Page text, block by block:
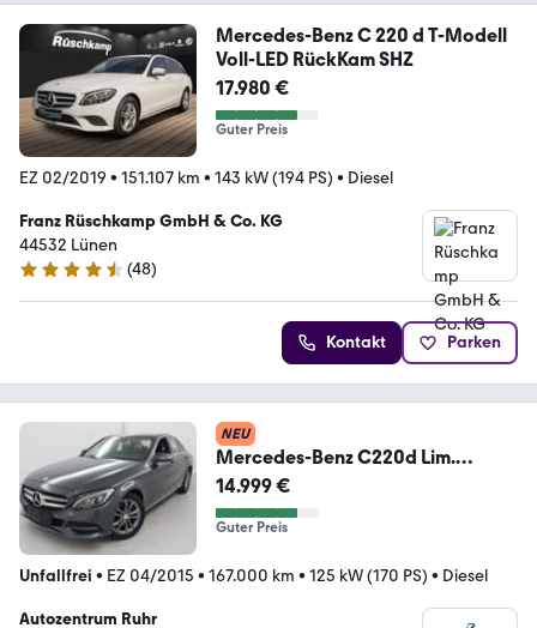
Mercedes-Benz C 220 d T-Modell
Voll-LED RückKam SHZ
17.980 €
Guter Preis
EZ 02/2019 • 151.107 km • 143 kW (194 PS) • Diesel
Franz Rüschkamp GmbH & Co. KG
44532 Lünen
4.6 Sterne
(48)
Kontakt Parken
NEU
Mercedes-Benz C220d Lim.
Bluetec 7G TRONIC Aut.
Avantgarde°EU6
14.999 €
Guter Preis
Unfallfrei • EZ 04/2015 • 167.000 km • 125 kW (170 PS) • Diesel
Autozentrum Ruhr